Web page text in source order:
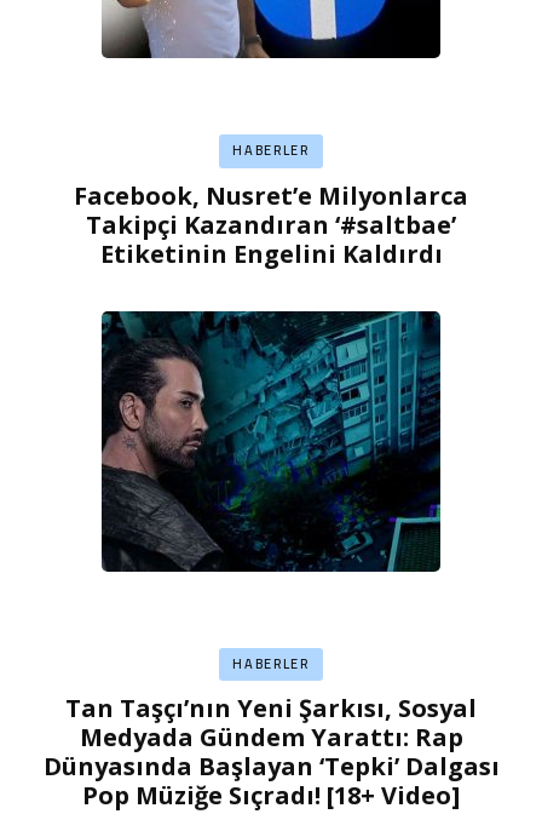
HABERLER
Facebook, Nusret’e Milyonlarca
Takipçi Kazandıran ‘#saltbae’
Etiketinin Engelini Kaldırdı
HABERLER
Tan Taşçı’nın Yeni Şarkısı, Sosyal
Medyada Gündem Yarattı: Rap
Dünyasında Başlayan ‘Tepki’ Dalgası
Pop Müziğe Sıçradı! [18+ Video]